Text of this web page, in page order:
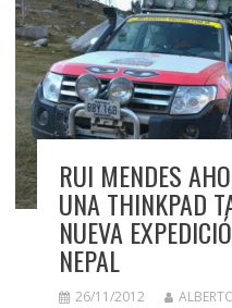
RUI MENDES
UNA THINKPAD
NUEVA
NEPAL
26/11/2012